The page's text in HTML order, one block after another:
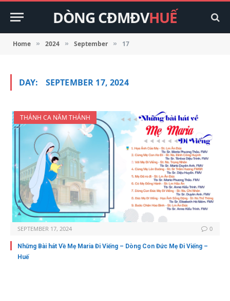
DÒNG CĐMĐVHUẾ
Home » 2024 » September » 17
DAY: SEPTEMBER 17, 2024
THÁNH CA NĂM THÁNH
SEPTEMBER 17, 2024 0
Những Bài hát Về Mẹ Maria Đi Viếng – Dòng Con Đức Mẹ Đi Viếng –
Huế